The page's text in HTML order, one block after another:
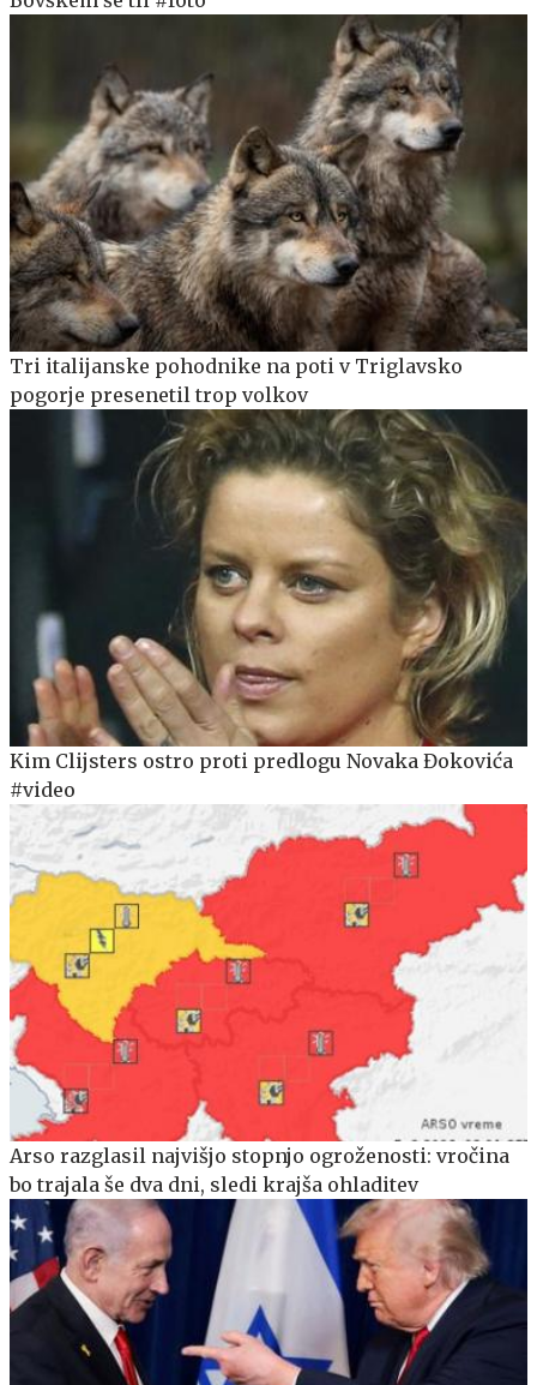
Tri italijanske pohodnike na poti v Triglavsko
pogorje presenetil trop volkov
Kim Clijsters ostro proti predlogu Novaka Đokovića
#video
Arso razglasil najvišjo stopnjo ogroženosti: vročina
bo trajala še dva dni, sledi krajša ohladitev